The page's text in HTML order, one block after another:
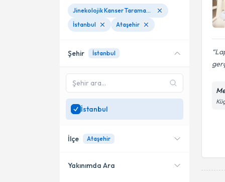
Jinekolojik Kanser Taraması (Smear, Endometrial Biopsi, Mammografi)
İstanbul
Ataşehir
Şehir İstanbul
İstanbul
İlçe Ataşehir
Yakınımda Ara